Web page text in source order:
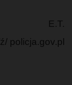
E.T.
policja.gov.pl